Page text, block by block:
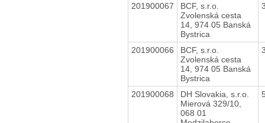
201900067
BCF, s.r.o.
Zvolenská cesta
14, 974 05 Banská
Bystrica
201900066
BCF, s.r.o.
Zvolenská cesta
14, 974 05 Banská
Bystrica
201900068
DH Slovakia, s.r.o.
Mierová 329/10,
068 01